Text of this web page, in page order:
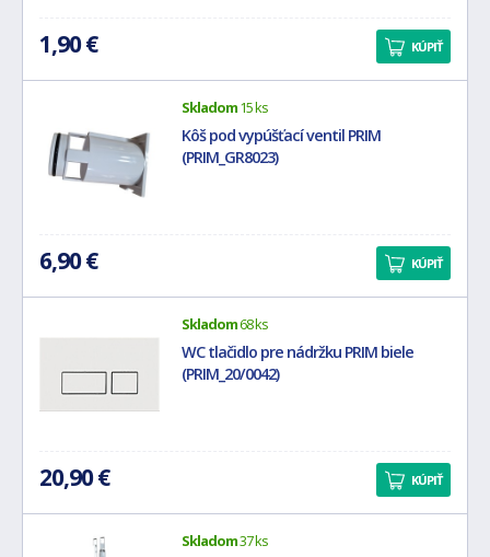
1,90 € KÚPIŤ
Skladom15 ks
Kôš pod vypúšťací ventil PRIM
(PRIM_GR8023)
6,90 € KÚPIŤ
Skladom68 ks
WC tlačidlo pre nádržku PRIM biele
(PRIM_20/0042)
20,90 € KÚPIŤ
Skladom37 ks